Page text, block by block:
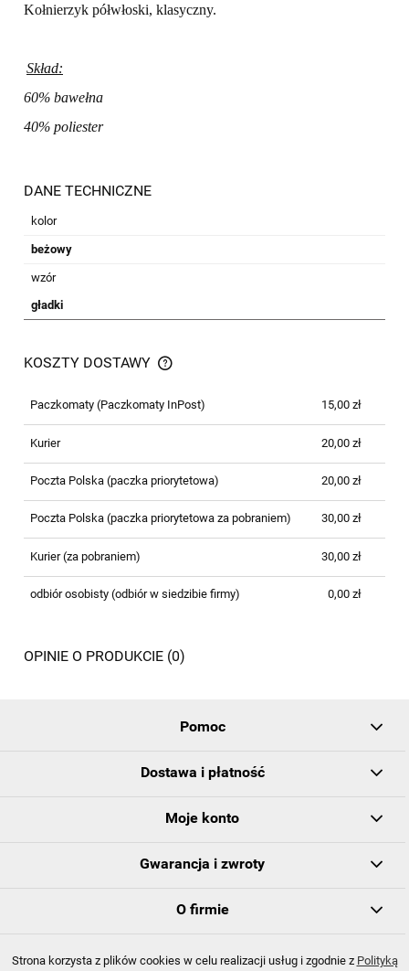
Strona korzysta z plików cookies w celu realizacji usług i zgodnie z Polityką
Kołnierzyk półwłoski, klasyczny.
Skład:
60% bawełna
40% poliester
DANE TECHNICZNE
kolor
beżowy
wzór
gładki
KOSZTY DOSTAWY
Paczkomaty(Paczkomaty InPost) 15,00 zł
Kurier 20,00 zł
Poczta Polska (paczka priorytetowa) 20,00 zł
Poczta Polska (paczka priorytetowa za pobraniem) 30,00 zł
Kurier (za pobraniem) 30,00 zł
odbiór osobisty(odbiór w siedzibie firmy) 0,00 zł
OPINIE O PRODUKCIE (0)
Pomoc
Dostawa i płatność
Moje konto
Gwarancja i zwroty
O firmie
© 2022 PRINCE